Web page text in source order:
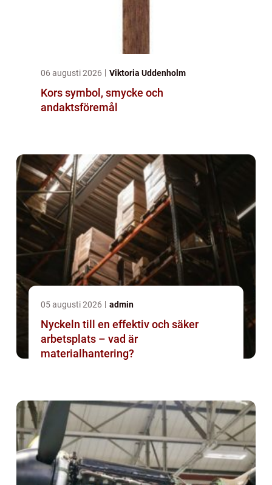
06 augusti 2026 Viktoria Uddenholm
Kors symbol, smycke och
andaktsföremål
05 augusti 2026 admin
Nyckeln till en effektiv och säker
arbetsplats – vad är
materialhantering?